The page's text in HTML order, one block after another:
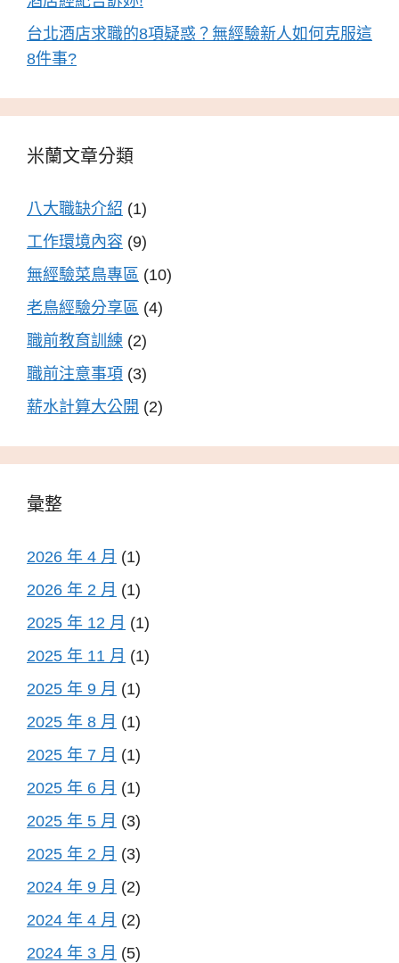
台北酒店求職的8項疑惑？無經驗新人如何克服這
8件事?
米蘭文章分類
八大職缺介紹 (1)
工作環境內容 (9)
無經驗菜鳥專區 (10)
老鳥經驗分享區 (4)
職前教育訓練 (2)
職前注意事項 (3)
薪水計算大公開 (2)
彙整
2026 年 4 月 (1)
2026 年 2 月 (1)
2025 年 12 月 (1)
2025 年 11 月 (1)
2025 年 9 月 (1)
2025 年 8 月 (1)
2025 年 7 月 (1)
2025 年 6 月 (1)
2025 年 5 月 (3)
2025 年 2 月 (3)
2024 年 9 月 (2)
2024 年 4 月 (2)
2024 年 3 月 (5)